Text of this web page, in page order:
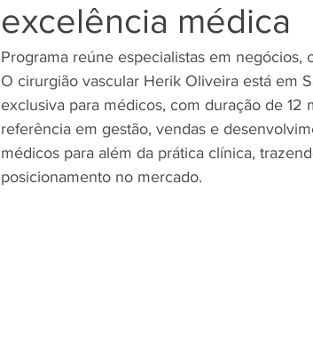
excelência médica
Programa reúne especialistas em
O cirurgião vascular Herik Oliveira está em
exclusiva para médicos, com duração de 12
referência em gestão, vendas e
médicos para além da prática clínica,
posicionamento no mercado.